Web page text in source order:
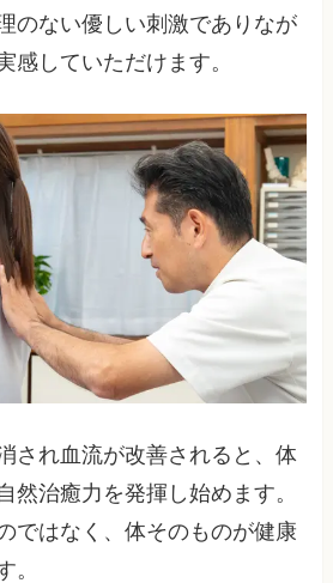
のない優しい刺激でありなが
感していただけます。
され血流が改善されると、体
然治癒力を発揮し始めます。
ではなく、体そのものが健康
。